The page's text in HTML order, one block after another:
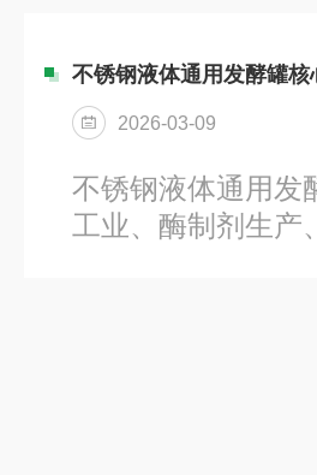
堆肥发酵设备应严
原则，确保腐得透
料预处理与配比
C/N比25–30:1、
石块等杂质，防止...
不锈钢液体通用发酵罐核
2026-03-09
不锈钢液体通用发
工业、酶制剂生产
桨：配备无级调